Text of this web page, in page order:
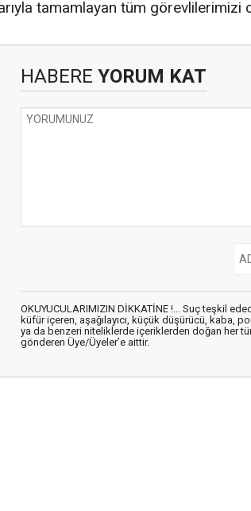
tamamlayan tüm görevlilerimizi
HABERE YORUM KAT
OKUYUCULARIMIZIN DİKKATİNE !... Suç teşkil
küfür içeren, aşağılayıcı, küçük düşürücü, kaba,
ya da benzeri niteliklerde içeriklerden doğan her
gönderen Üye/Üyeler’e aittir.